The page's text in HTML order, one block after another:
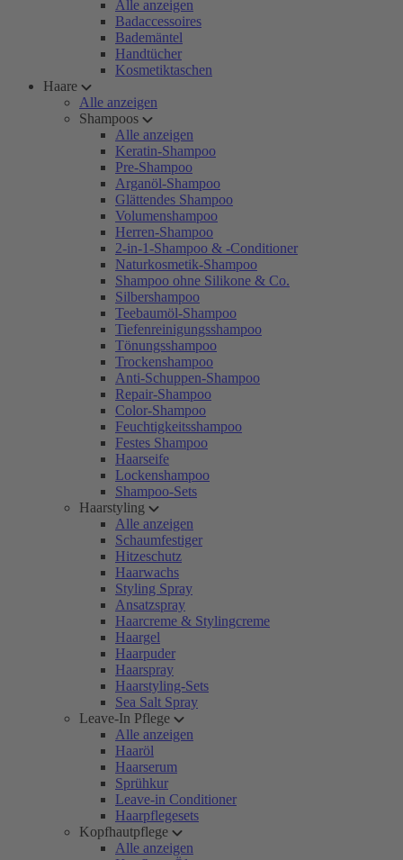
Alle anzeigen
Badaccessoires
Bademäntel
Handtücher
Kosmetiktaschen
Haare
Alle anzeigen
Shampoos
Alle anzeigen
Keratin-Shampoo
Pre-Shampoo
Arganöl-Shampoo
Glättendes Shampoo
Volumenshampoo
Herren-Shampoo
2-in-1-Shampoo & -Conditioner
Naturkosmetik-Shampoo
Shampoo ohne Silikone & Co.
Silbershampoo
Teebaumöl-Shampoo
Tiefenreinigungsshampoo
Tönungsshampoo
Trockenshampoo
Anti-Schuppen-Shampoo
Repair-Shampoo
Color-Shampoo
Feuchtigkeitsshampoo
Festes Shampoo
Haarseife
Lockenshampoo
Shampoo-Sets
Haarstyling
Alle anzeigen
Schaumfestiger
Hitzeschutz
Haarwachs
Styling Spray
Ansatzspray
Haarcreme & Stylingcreme
Haargel
Haarpuder
Haarspray
Haarstyling-Sets
Sea Salt Spray
Leave-In Pflege
Alle anzeigen
Haaröl
Haarserum
Sprühkur
Leave-in Conditioner
Haarpflegesets
Kopfhautpflege
Alle anzeigen